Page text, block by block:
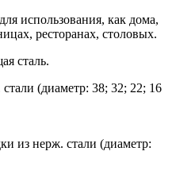
использования, как дома,
ресторанах, столовых.
сталь.
(диаметр: 38; 32; 22; 16
из нерж. стали (диаметр: